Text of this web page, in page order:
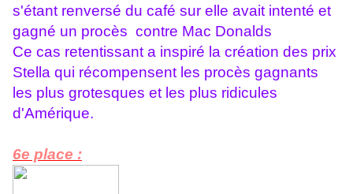
s'étant renversé du café sur elle avait intenté et
gagné un procès contre Mac Donalds
Ce cas retentissant a inspiré la création des prix
Stella qui récompensent les procès gagnants
les plus grotesques et les plus ridicules
d'Amérique.
6e place :